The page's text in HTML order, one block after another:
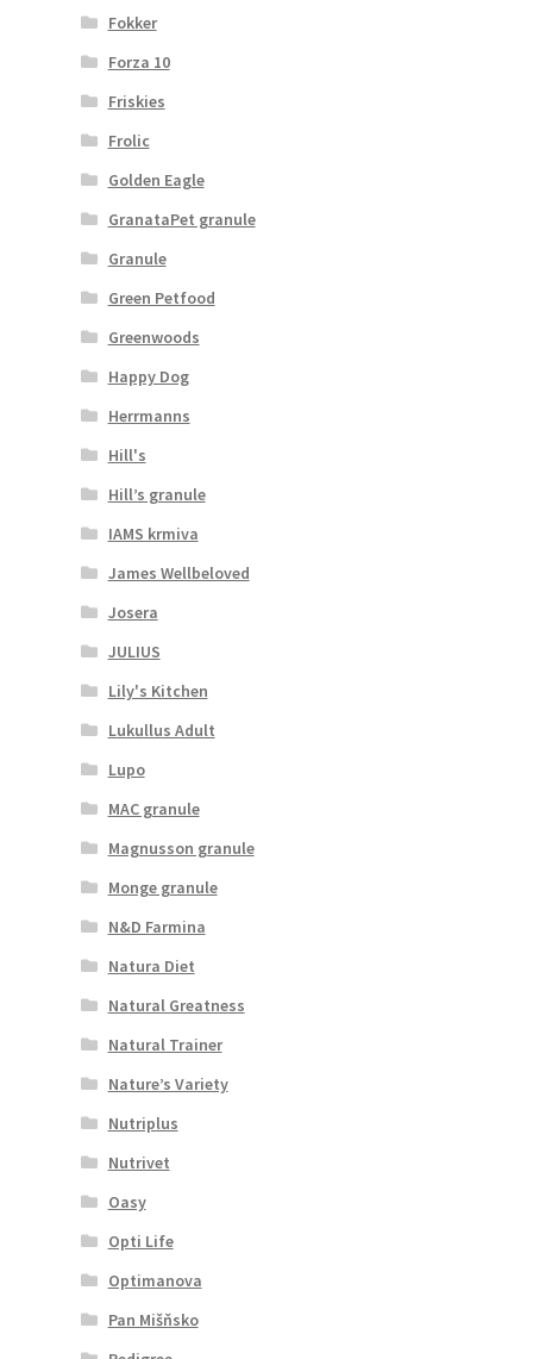
Fokker
Forza 10
Friskies
Frolic
Golden Eagle
GranataPet granule
Granule
Green Petfood
Greenwoods
Happy Dog
Herrmanns
Hill's
Hill’s granule
IAMS krmiva
James Wellbeloved
Josera
JULIUS
Lily's Kitchen
Lukullus Adult
Lupo
MAC granule
Magnusson granule
Monge granule
N&D Farmina
Natura Diet
Natural Greatness
Natural Trainer
Nature’s Variety
Nutriplus
Nutrivet
Oasy
Opti Life
Optimanova
Pan Mišňsko